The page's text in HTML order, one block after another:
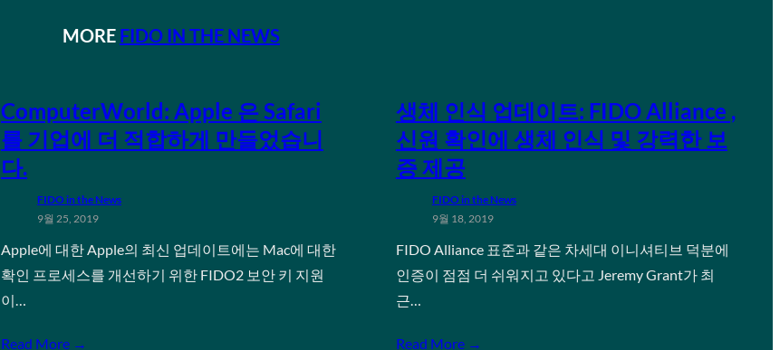
MORE FIDO IN THE NEWS
ComputerWorld: Apple 은 Safari
를 기업에 더 적합하게 만들었습니
다.
FIDO in the News
9월 25, 2019
Apple에 대한 Apple의 최신 업데이트에는 Mac에 대한
확인 프로세스를 개선하기 위한 FIDO2 보안 키 지원
이…
Read More →
생체 인식 업데이트: FIDO Alliance ,
신원 확인에 생체 인식 및 강력한 보
증 제공
FIDO in the News
9월 18, 2019
FIDO Alliance 표준과 같은 차세대 이니셔티브 덕분에
인증이 점점 더 쉬워지고 있다고 Jeremy Grant가 최
근…
Read More →